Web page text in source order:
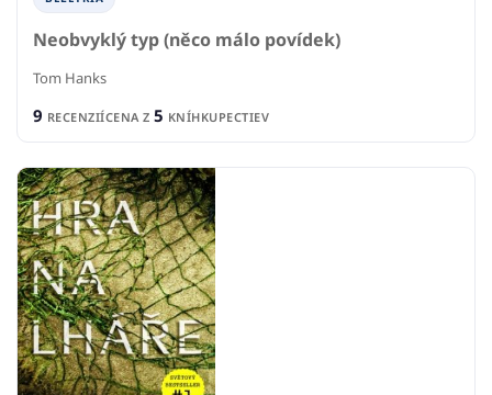
Neobvyklý typ (něco málo povídek)
Tom Hanks
9 RECENZIÍCENA Z 5 KNÍHKUPECTIEV